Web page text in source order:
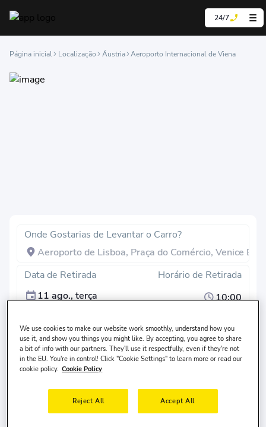
24/7
Página inicial Localização Áustria Aeroporto Internacional de Viena
Onde Gostarias de Levantar o Carro?
Data de Retirada
11 ago., terça
Horário de Retirada
10:00
14 ago., sexta
10:00
Pesquisar
Local de devolução diferente?
O motorista mora no Estados Unidos e tem 30-65
We use cookies to make our website work smoothly, understand how you
use it, and show you things you might like. By accepting, you agree to share
a bit of info with our partners. They'll use it respectfully, even if they're not
in the EU. You're in control! Click "Cookie Settings" to learn more or read our
cookie policy. Cookie Policy
Reject All Accept All